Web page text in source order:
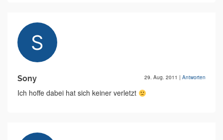
Sony 29. Aug. 2011 | Antworten
Ich hoffe dabei hat sich keiner verletzt